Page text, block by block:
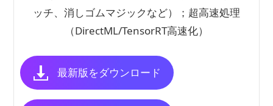
ッチ、消しゴムマジックなど）；超高速処理
（DirectML/TensorRT高速化）
最新版をダウンロード